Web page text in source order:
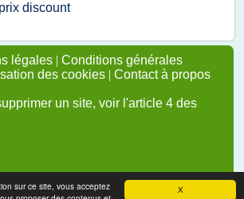
X
sur ce site, vous acceptez
discount
légales | Conditions générales
des cookies | Contact à propos
un site, voir l'article 4 des